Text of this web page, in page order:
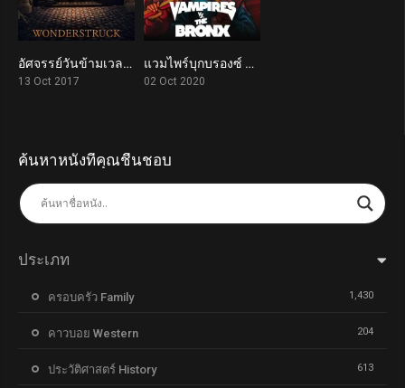
6.2อัศจรรย์วันข้ามเวลา Wonderstruck (2017)
13 Oct 2017
4.7
แวมไพร์บุกบรองซ์ Vampires vs. the Bronx (2020)
02 Oct 2020
ค้นหาหนังที่คุณชื่นชอบ
ประเภท
ครอบครัว Family 1,430
คาวบอย Western 204
ประวัติศาสตร์ History 613